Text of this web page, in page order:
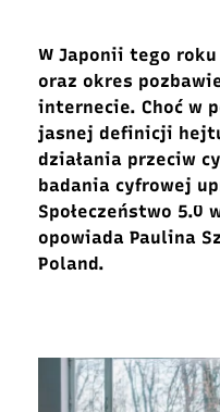
W Japonii tego
oraz okres
internecie. Choć w
jasnej definicji
działania przeciw
badania cyfrowej
Społeczeństwo 5.0
opowiada Paulina
Poland.